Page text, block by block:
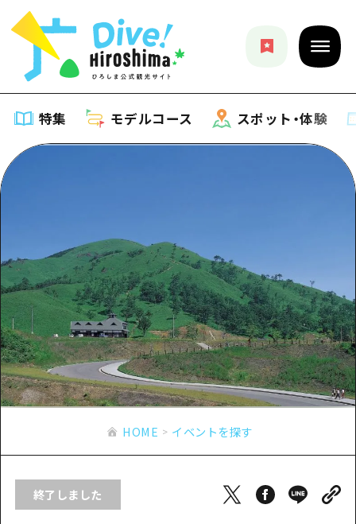
特集 モデルコース スポット・体験
おすすめ
アート
イベント・祭り
グルメ・酒
サイクリング
ショッピング
ナイトライフ
世界遺産
モデルコース一覧
Dive! Hiroshima 公式ガイド
広島もしもトラベル
あたらしい非日常
広島市周辺
安芸
備後
スポット・体験
スポット・体験一覧
広島市周辺
安芸
備後
備北
宮島周辺
イベント
旬情報
お役立ち情報
アクセス
二次交通まとめ
HOME
HOME イベントを探す
終了しました